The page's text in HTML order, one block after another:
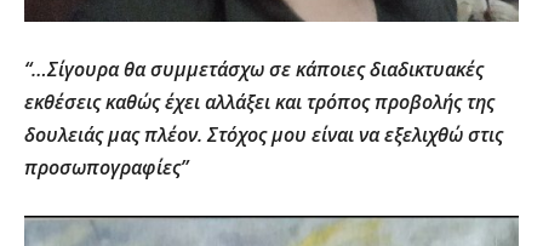
“…Σίγουρα θα συμμετάσχω σε κάποιες διαδικτυακές
εκθέσεις καθώς έχει αλλάξει και τρόπος προβολής της
δουλειάς μας πλέον. Στόχος μου είναι να εξελιχθώ στις
προσωπογραφίες”